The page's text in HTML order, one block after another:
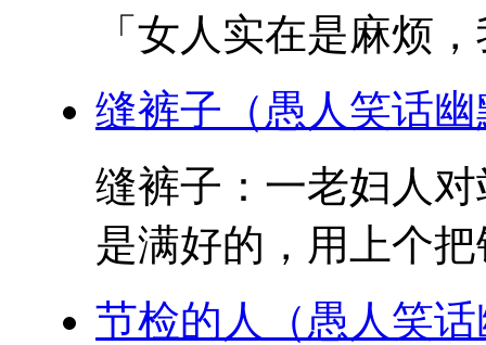
「女人实在是麻烦
缝裤子（愚人笑话
缝裤子：一老妇人
是满好的，用上个
节检的人（愚人笑